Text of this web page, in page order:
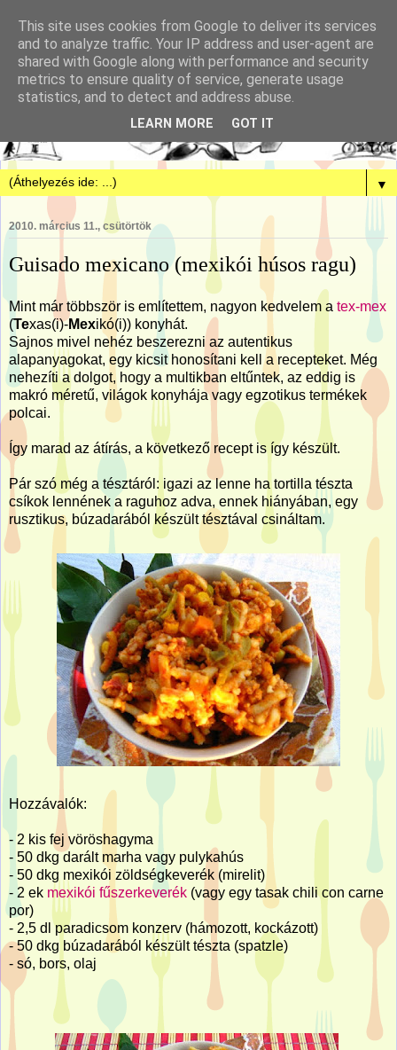
▼
2010. március 11., csütörtök
Guisado mexicano (mexikói húsos ragu)
Mint már többször is említettem, nagyon kedvelem a tex-mex
(Texas(i)-Mexikó(i)) konyhát.
Sajnos mivel nehéz beszerezni az autentikus
alapanyagokat, egy kicsit honosítani kell a recepteket. Még
nehezíti a dolgot, hogy a multikban eltűntek, az eddig is
makró méretű, világok konyhája vagy egzotikus termékek
polcai.
Így marad az átírás, a következő recept is így készült.
Pár szó még a tésztáról: igazi az lenne ha tortilla tészta
csíkok lennének a raguhoz adva, ennek hiányában, egy
rusztikus, búzadarából készült tésztával csináltam.
Hozzávalók:
- 2 kis fej vöröshagyma
- 50 dkg darált marha vagy pulykahús
- 50 dkg mexikói zöldségkeverék (mirelit)
- 2 ek mexikói fűszerkeverék (vagy egy tasak chili con carne
por)
- 2,5 dl paradicsom konzerv (hámozott, kockázott)
- 50 dkg búzadarából készült tészta (spatzle)
- só, bors, olaj
This site uses cookies from Google to deliver its services
and to analyze traffic. Your IP address and user-agent are
shared with Google along with performance and security
metrics to ensure quality of service, generate usage
statistics, and to detect and address abuse.
LEARN MORE GOT IT